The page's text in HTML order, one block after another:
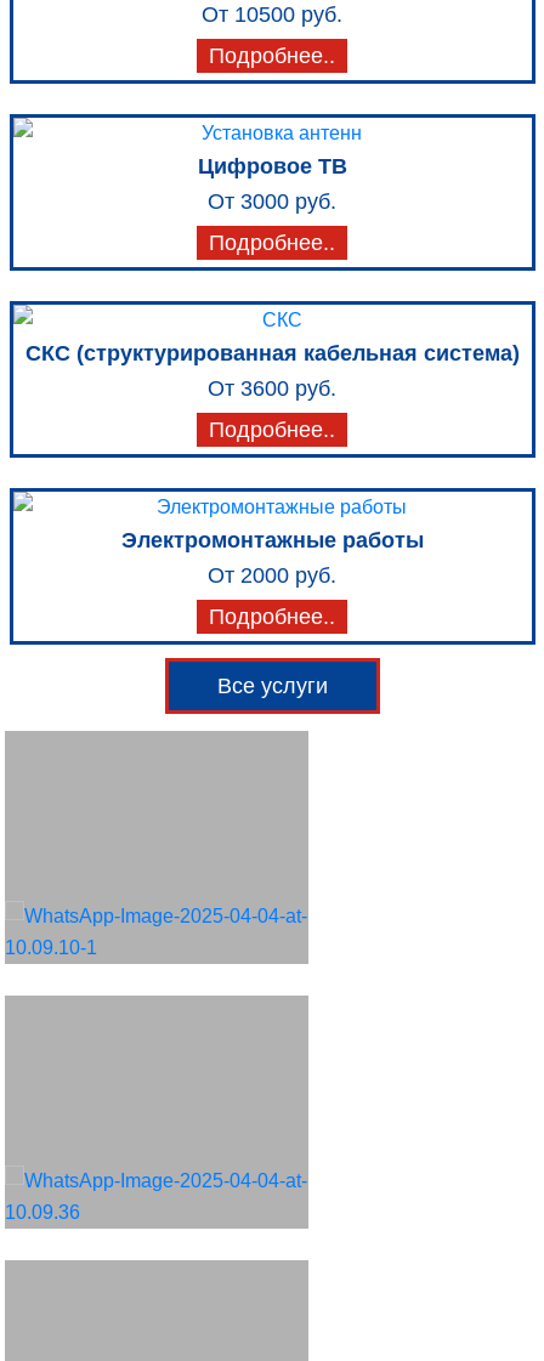
От 10500 руб.
Подробнее..
Цифровое ТВ
От 3000 руб.
Подробнее..
СКС (структурированная кабельная система)
От 3600 руб.
Подробнее..
Электромонтажные работы
От 2000 руб.
Подробнее..
Все услуги